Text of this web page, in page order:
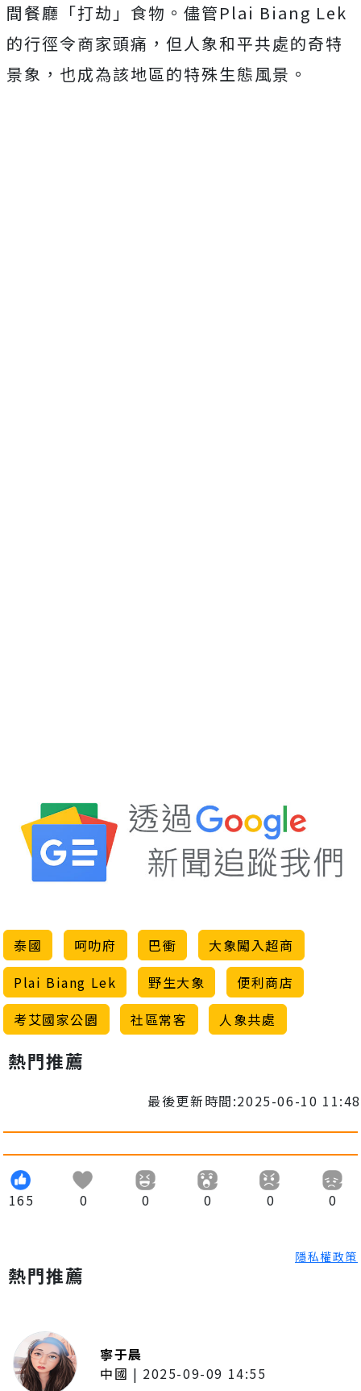
間餐廳「打劫」食物。儘管Plai Biang Lek
的行徑令商家頭痛，但人象和平共處的奇特
景象，也成為該地區的特殊生態風景。
泰國 呵叻府 巴衝
大象闖入超商
Plai Biang Lek
野生大象
便利商店
考艾國家公園
社區常客 人象共處
熱門推薦
最後更新時間:2025-06-10 11:48
165 0 0 0 0 0
隱私權政策
熱門推薦
寧于晨
中國 | 2025-09-09 14:55